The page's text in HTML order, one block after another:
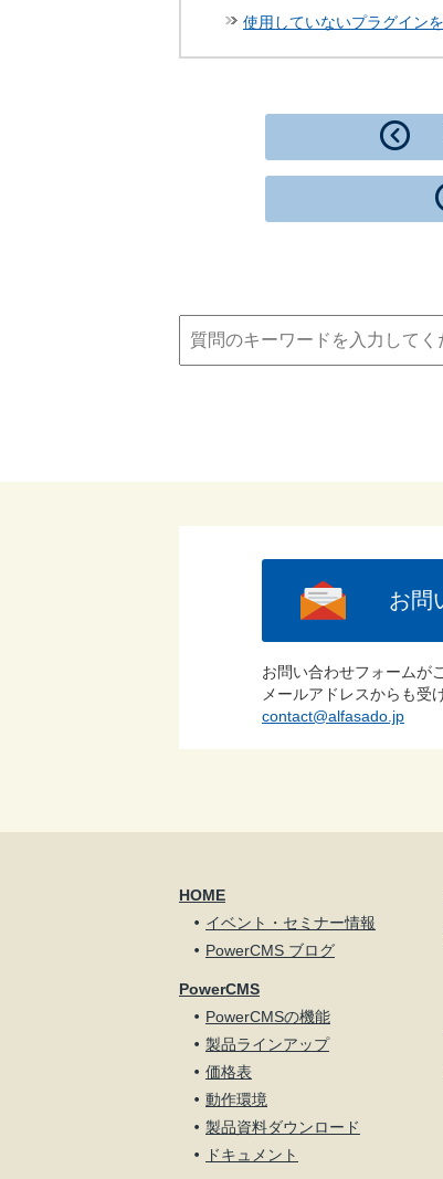
使用していないプラグイン
お問
お問い合わせフォームが
メールアドレスからも受
contact@alfasado.jp
HOME
イベント・セミナー情報
PowerCMS ブログ
PowerCMS
PowerCMSの機能
製品ラインアップ
価格表
動作環境
製品資料ダウンロード
ドキュメント